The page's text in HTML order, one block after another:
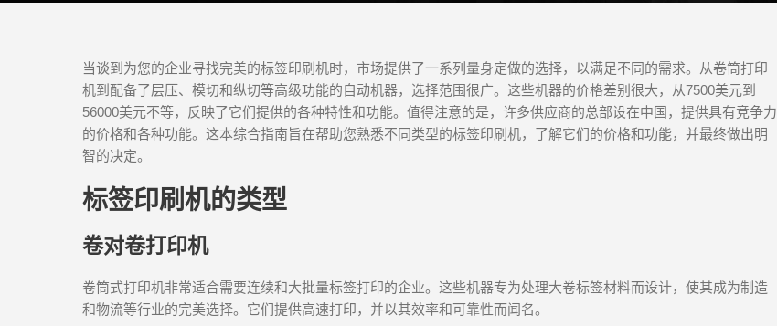
当谈到为您的企业寻找完美的标签印刷机时，市场提供了一系列量身定做的选择，以满足不同的需求。从卷筒打印
机到配备了层压、模切和纵切等高级功能的自动机器，选择范围很广。这些机器的价格差别很大，从7500美元到
56000美元不等，反映了它们提供的各种特性和功能。值得注意的是，许多供应商的总部设在中国，提供具有竞争力
的价格和各种功能。这本综合指南旨在帮助您熟悉不同类型的标签印刷机，了解它们的价格和功能，并最终做出明
智的决定。
标签印刷机的类型
卷对卷打印机
卷筒式打印机非常适合需要连续和大批量标签打印的企业。这些机器专为处理大卷标签材料而设计，使其成为制造
和物流等行业的完美选择。它们提供高速打印，并以其效率和可靠性而闻名。